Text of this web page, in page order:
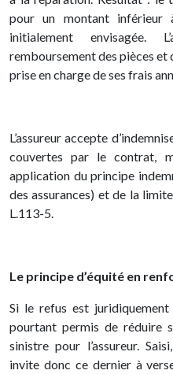
pour un montant inférieur
initialement envisagée.
remboursement des pièces et
prise en charge de ses frais
L’assureur accepte
couvertes par le contrat,
application du principe
des assurances) et de la
L.113-5.
Le principe d’équité en
Si le refus est juridiquement
pourtant permis de réduire
sinistre pour l’assureur.
invite donc ce dernier à